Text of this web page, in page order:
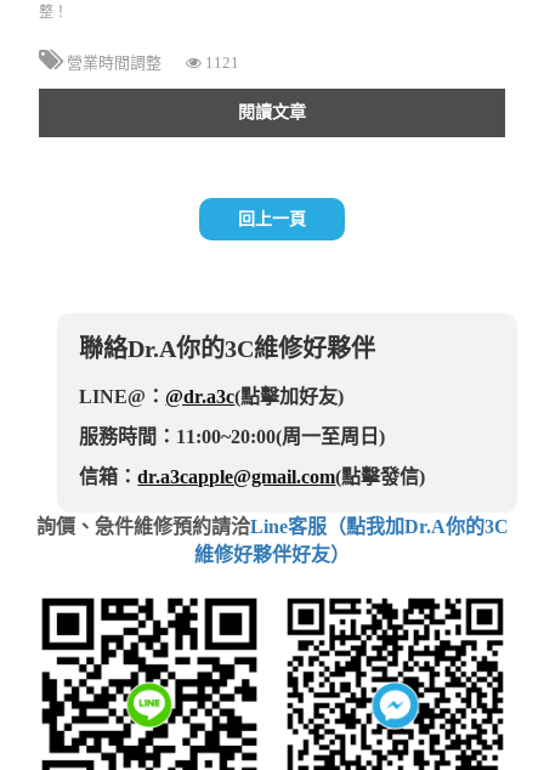
整！
營業時間調整 1121
閱讀文章
回上一頁
聯絡Dr.A你的3C維修好夥伴
LINE@：@dr.a3c(點擊加好友)
服務時間：11:00~20:00(周一至周日)
信箱：dr.a3capple@gmail.com(點擊發信)
詢價、急件維修預約請洽Line客服（點我加Dr.A你的3C
維修好夥伴好友）